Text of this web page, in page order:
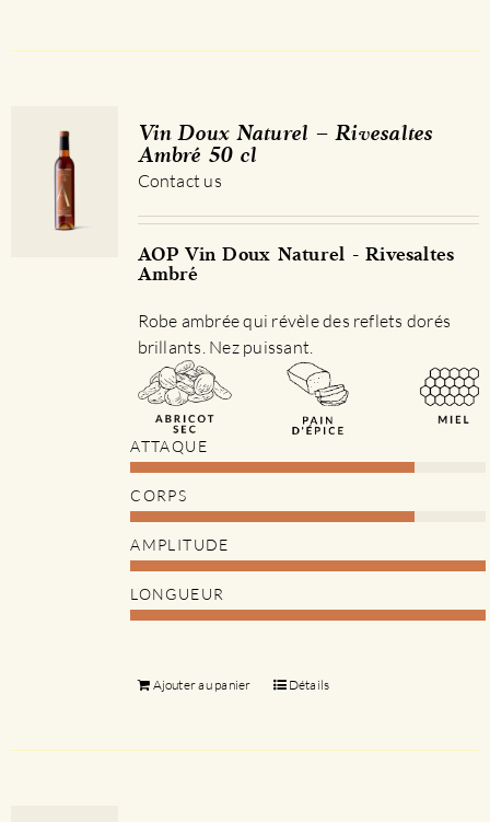
options
choisies
sur
du
produit
Vin Doux Naturel – Rivesaltes
Ambré 50 cl
Contact us
AOP Vin Doux Naturel - Rivesaltes
Ambré
Robe ambrée qui révèle des reflets dorés
brillants. Nez puissant.
ATTAQUE
CORPS
AMPLITUDE
LONGUEUR
Ajouter au panier Détails